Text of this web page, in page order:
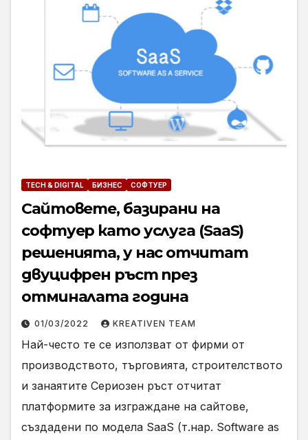
TECH & DIGITAL БИЗНЕС СОФТУЕР
Сайтовете, базирани на
софтуер като услуга (SaaS)
решенията, у нас отчитат
двуцифрен ръст през
отминалата година
01/03/2022 KREATIVEN TEAM
Най-често те се използват от фирми от
производството, търговията, строителството
и занаятите Сериозен ръст отчитат
платформите за изграждане на сайтове,
създадени по модела SaaS (т.нар. Software as